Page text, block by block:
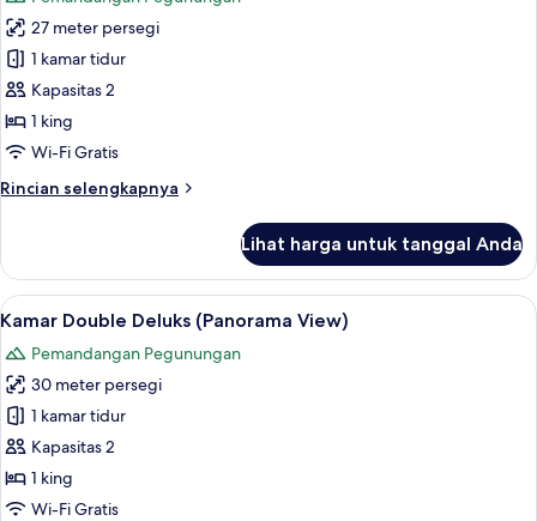
untuk
Kamar
Double
Deluks,
pemandangan
27 meter persegi
1 kamar tidur
Kapasitas 2
1 king
Wi-Fi Gratis
Rincian selengkapnya
Rincian
Kamar
Double
Deluks,
gunung
Lihat harga untuk tanggal Anda
Lihat
semua
foto
untuk
Kamar
Double
Deluks
(Panorama
Kamar Double Deluks (Panorama
8
Kamar Double Deluks (Panorama View)
Pemandangan Pegunungan
30 meter persegi
1 kamar tidur
Kapasitas 2
1 king
Wi-Fi Gratis